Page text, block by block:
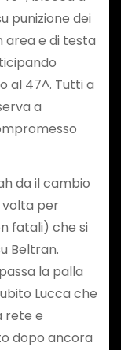
punizione dei
area e di testa
al 47^. Tutti a
a
da il cambio
volta per
fatali) che si
Beltran.
la palla
Lucca che
rete e
dopo ancora